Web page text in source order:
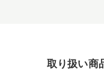
取り扱い商